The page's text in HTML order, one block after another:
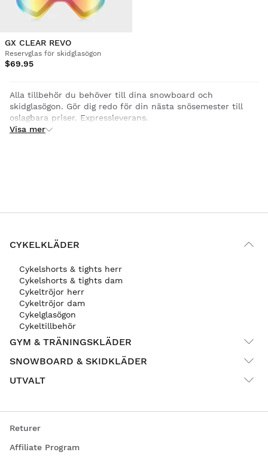
GX CLEAR REVO
Reservglas för skidglasögon
$69.95
Alla tillbehör du behöver till dina snowboard och
skidglasögon. Gör dig redo för din nästa snösemester till
oslagbara priser. Expressleverans.
Visa mer
CYKELKLÄDER
Cykelshorts & tights herr
Cykelshorts & tights dam
Cykeltröjor herr
Cykeltröjor dam
Cykelglasögon
Cykeltillbehör
GYM & TRÄNINGSKLÄDER
SNOWBOARD & SKIDKLÄDER
UTVALT
Returer
Affiliate Program